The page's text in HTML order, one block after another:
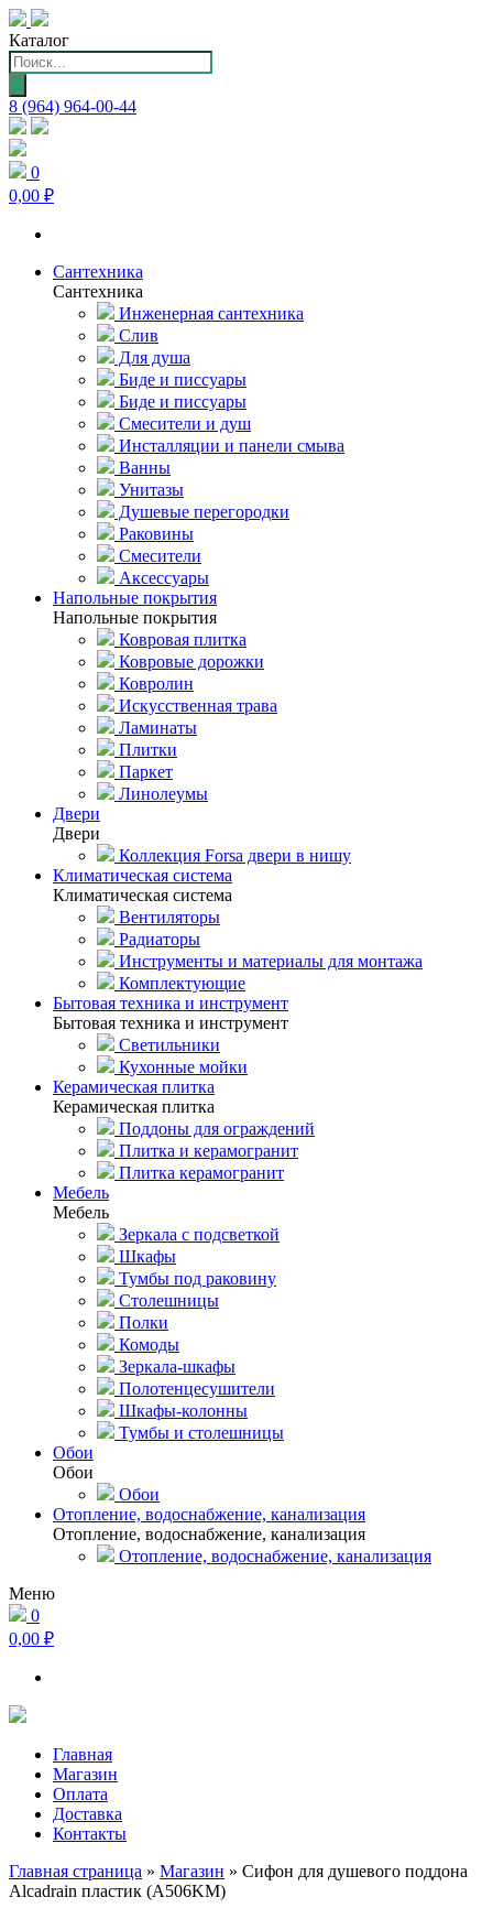
Каталог
Поиск
товаров
8 (964) 964-00-44
0
0,00 ₽
Сантехника
Сантехника
Инженерная сантехника
Слив
Для душа
Биде и писсуары
Биде и писсуары
Смесители и душ
Инсталляции и панели смыва
Ванны
Унитазы
Душевые перегородки
Раковины
Смесители
Аксессуары
Напольные покрытия
Напольные покрытия
Ковровая плитка
Ковровые дорожки
Ковролин
Искусственная трава
Ламинаты
Плитки
Паркет
Линолеумы
Двери
Двери
Коллекция Forsa двери в нишу
Климатическая система
Климатическая система
Вентиляторы
Радиаторы
Инструменты и материалы для монтажа
Комплектующие
Бытовая техника и инструмент
Бытовая техника и инструмент
Светильники
Кухонные мойки
Керамическая плитка
Керамическая плитка
Поддоны для ограждений
Плитка и керамогранит
Плитка керамогранит
Мебель
Мебель
Зеркала с подсветкой
Шкафы
Тумбы под раковину
Столешницы
Полки
Комоды
Зеркала-шкафы
Полотенцесушители
Шкафы-колонны
Тумбы и столешницы
Обои
Обои
Обои
Отопление, водоснабжение, канализация
Отопление, водоснабжение, канализация
Отопление, водоснабжение, канализация
Меню
0
0,00 ₽
Главная
Магазин
Оплата
Доставка
Контакты
Главная страница » Магазин » Сифон для душевого поддона
Alcadrain пластик (A506KM)